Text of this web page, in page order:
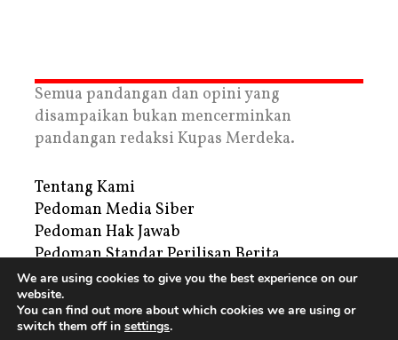
Semua pandangan dan opini yang
disampaikan bukan mencerminkan
pandangan redaksi Kupas Merdeka.
Tentang Kami
Pedoman Media Siber
Pedoman Hak Jawab
Pedoman Standar Perilisan Berita
Privacy Policy
Periklanan
We are using cookies to give you the best experience on our
website.
You can find out more about which cookies we are using or
switch them off in settings.